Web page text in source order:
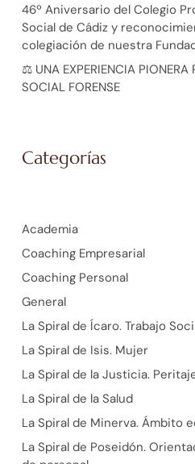
46º Aniversario del Colegio
Social de Cádiz y
colegiación de nuestra
⚖️ UNA EXPERIENCIA PIONERA
SOCIAL FORENSE
Categorías
Academia
Coaching Empresarial
Coaching Personal
General
La Spiral de Ícaro. Trabajo
La Spiral de Isis. Mujer
La Spiral de la Justicia.
La Spiral de la Salud
La Spiral de Minerva. Ámbito
La Spiral de Poseidón.